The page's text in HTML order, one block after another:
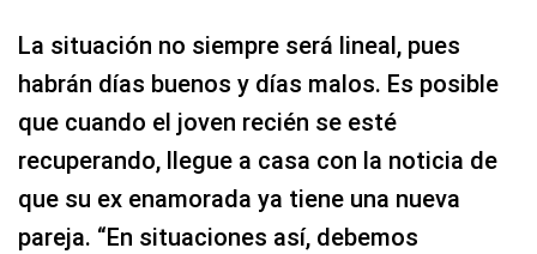
La situación no siempre será lineal, pues
habrán días buenos y días malos. Es posible
que cuando el joven recién se esté
recuperando, llegue a casa con la noticia de
que su ex enamorada ya tiene una nueva
pareja. “En situaciones así, debemos